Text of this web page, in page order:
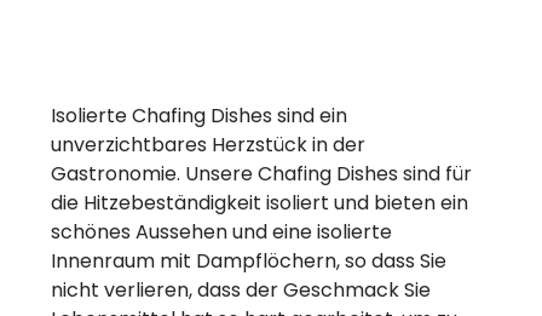
Isolierte Chafing Dishes sind ein
unverzichtbares Herzstück in der
Gastronomie. Unsere Chafing Dishes sind für
die Hitzebeständigkeit isoliert und bieten ein
schönes Aussehen und eine isolierte
Innenraum mit Dampflöchern, so dass Sie
nicht verlieren, dass der Geschmack Sie